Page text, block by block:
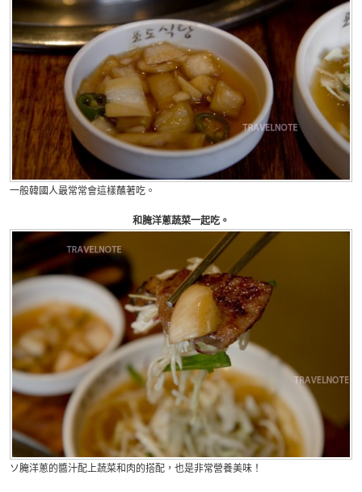
一般韓國人最常常會這樣蘸著吃。
和腌洋蔥蔬菜一起吃。
ソ腌洋蔥的醬汁配上蔬菜和肉的搭配，也是非常營養美味！